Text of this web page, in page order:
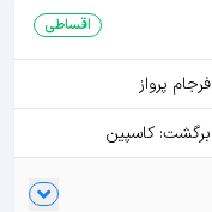
اقساطی
فرجام پرواز
برگشت: کاسپین